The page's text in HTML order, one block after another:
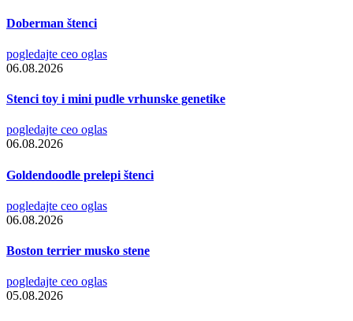
Doberman štenci
pogledajte ceo oglas
06.08.2026
Stenci toy i mini pudle vrhunske genetike
pogledajte ceo oglas
06.08.2026
Goldendoodle prelepi štenci
pogledajte ceo oglas
06.08.2026
Boston terrier musko stene
pogledajte ceo oglas
05.08.2026